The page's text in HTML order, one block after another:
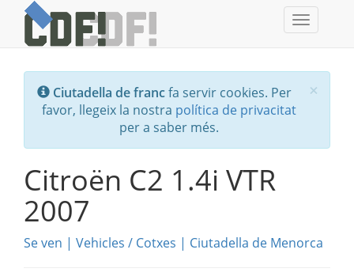
Toggle
×
Ciutadella de francfa servir cookies. Per
favor, llegeix la nostra política de privacitat
per a saber més.
Citroën C2 1.4i VTR
2007
Se ven | Vehicles / Cotxes | Ciutadella de Menorca